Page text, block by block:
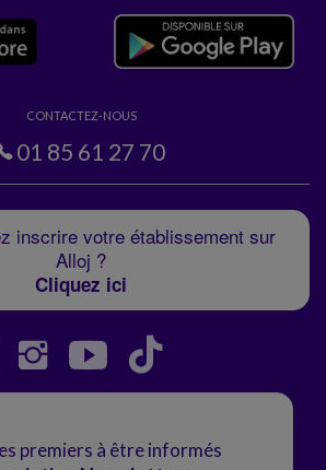
CONTACTEZ-NOUS
01 85 61 27 70
inscrire votre établissement sur
Alloj ?
Cliquez ici
premiers à être informés